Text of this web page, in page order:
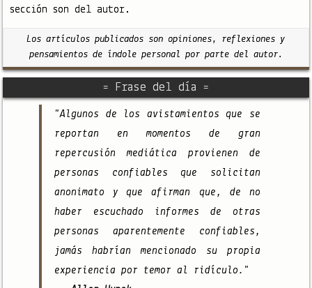
sección son del autor.
Los artículos publicados son opiniones, reflexiones y
pensamientos de índole personal por parte del autor.
= Frase del día =
"Algunos de los avistamientos que se
reportan en momentos de gran
repercusión mediática provienen de
personas confiables que solicitan
anonimato y que afirman que, de no
haber escuchado informes de otras
personas aparentemente confiables,
jamás habrían mencionado su propia
experiencia por temor al ridículo."